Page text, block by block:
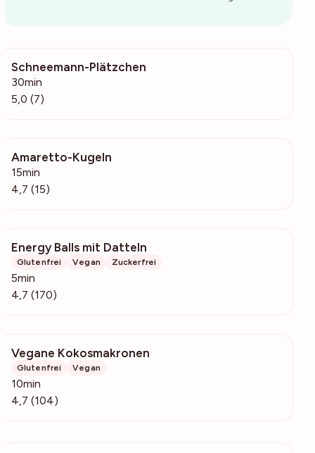
Schneemann-Plätzchen
30min
5,0 (7)
Amaretto-Kugeln
15min
4,7 (15)
Energy Balls mit Datteln
Glutenfrei Vegan Zuckerfrei
5min
4,7 (170)
Vegane Kokosmakronen
Glutenfrei Vegan
10min
4,7 (104)